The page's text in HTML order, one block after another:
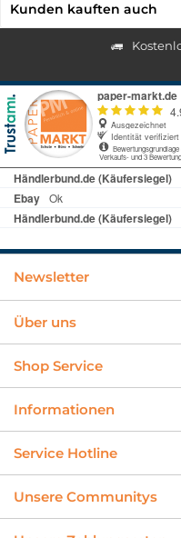
Kunden kauften auch
Newsletter
Über uns
Shop Service
Informationen
Service Hotline
Unsere Communitys